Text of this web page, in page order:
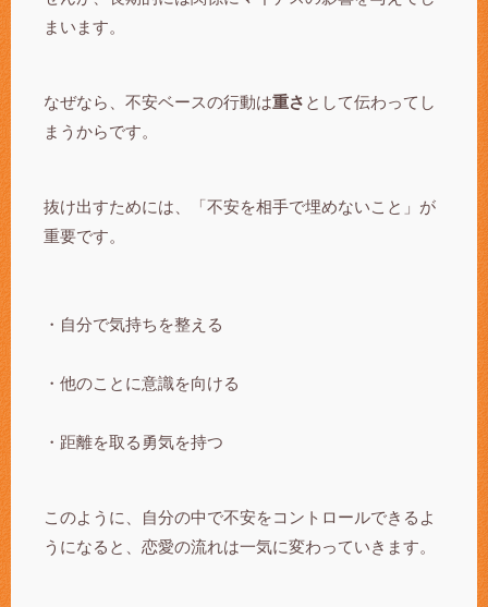
まいます。
なぜなら、不安ベースの行動は重さ として伝わってし
まうからです。
抜け出すためには、「不安を相手で埋めないこと」が
重要です。
・自分で気持ちを整える
・他のことに意識を向ける
・距離を取る勇気を持つ
このように、自分の中で不安をコントロールできるよ
うになると、恋愛の流れは一気に変わっていきます。